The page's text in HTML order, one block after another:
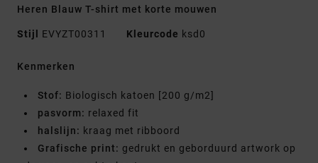
Heren Blauw T-shirt met korte mouwen
Stijl EVYZT00311 Kleurcode ksd0
Kenmerken
Stof: Biologisch katoen [200 g/m2]
pasvorm: relaxed fit
halslijn: kraag met ribboord
Grafische print: gedrukt en geborduurd artwork op